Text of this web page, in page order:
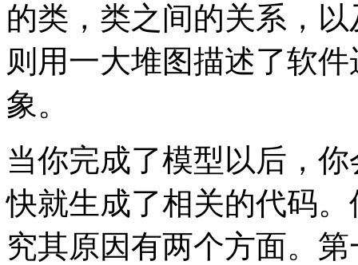
的类，类之间的关系，
则用一大堆图描述了软
象。
当你完成了模型以后，
快就生成了相关的代码
究其原因有两个方面。